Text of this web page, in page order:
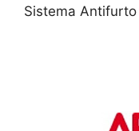
Sistema Antifurto